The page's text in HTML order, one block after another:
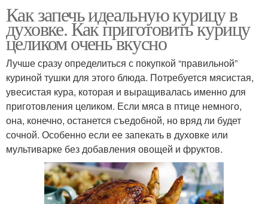
Как запечь идеальную курицу в
духовке. Как приготовить курицу
целиком очень вкусно
Лучше сразу определиться с покупкой “правильной”
куриной тушки для этого блюда. Потребуется мясистая,
увесистая кура, которая и выращивалась именно для
приготовления целиком. Если мяса в птице немного,
она, конечно, останется съедобной, но вряд ли будет
сочной. Особенно если ее запекать в духовке или
мультиварке без добавления овощей и фруктов.